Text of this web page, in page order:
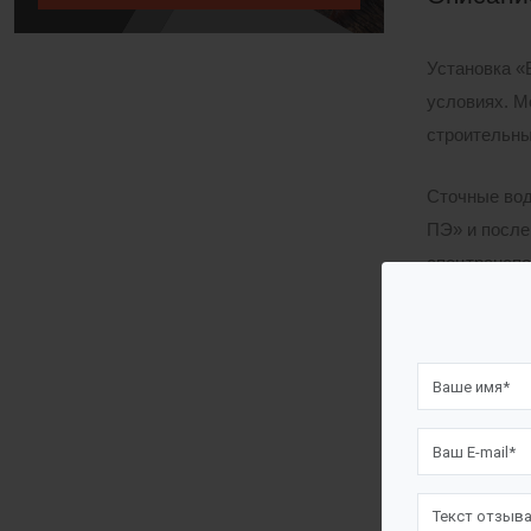
Установка
условиях.
Сточные
ПЭ» и